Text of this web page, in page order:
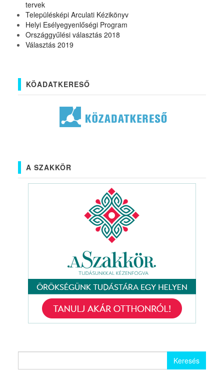
tervek
Településképi Arculati Kézikönyv
Helyi Esélyegyenlőségi Program
Országgyűlési választás 2018
Választás 2019
KÖADATKERESŐ
A SZAKKÖR